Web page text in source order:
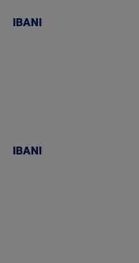
IBANI
IBANI